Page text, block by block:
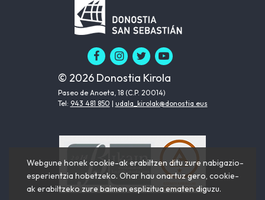
© 2026 Donostia Kirola
Paseo de Anoeta, 18 (C.P. 20014)
Tel: 943 481 850 | udala_kirolak@donostia.eus
Webgune honek cookie-ak erabiltzen ditu zure nabigazio-
esperientzia hobetzeko. Ohar hau onartuz gero, cookie-
ak erabiltzeko zure baimen esplizitua ematen diguzu.